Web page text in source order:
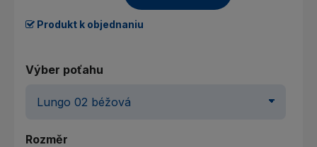
Produkt k objednaniu
Výber poťahu
Rozměr